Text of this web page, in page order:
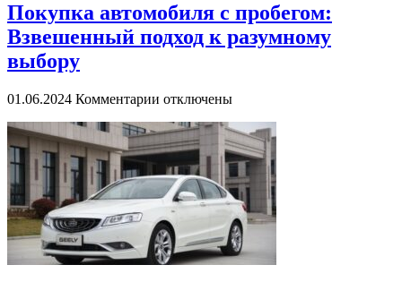
Покупка автомобиля с пробегом:
Взвешенный подход к разумному
выбору
01.06.2024 Комментарии к
Покупка
автомобиля
пробегом:
Взвешенный
подход
к
разумному
выбору
отключены